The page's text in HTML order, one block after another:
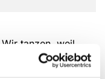
tanzen, weil
gut tut